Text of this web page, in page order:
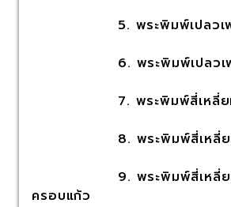
5. พระพิมพ์เปลวเพลิ
6. พระพิมพ์เปลวเพลิ
7. พระพิมพ์สี่เหลี่ยมป
8. พระพิมพ์สี่เหลี่ยมป
9. พระพิมพ์สี่เหลี่ยมป
ครอบแก้ว